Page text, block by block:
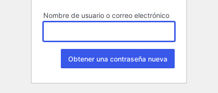
Nombre de usuario o correo electrónico